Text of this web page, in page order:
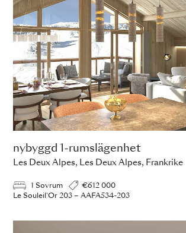
nybyggd 1-rumslägenhet
Les Deux Alpes, Les Deux Alpes, Frankrike
1 Sovrum
€612 000
Le Souleil'Or 203 – AAFA534-203